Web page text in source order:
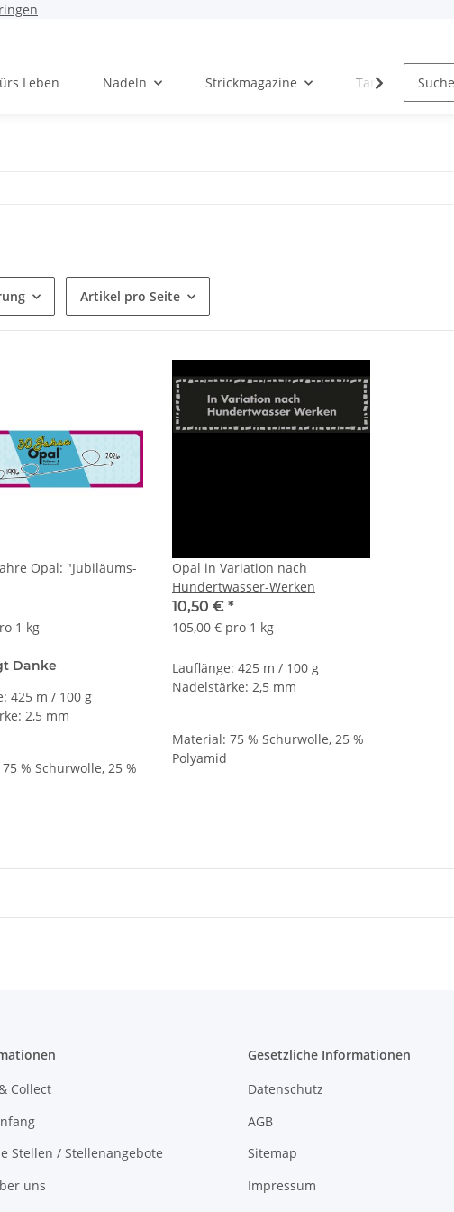
Leben Nadeln Strickmagazine Tanja Steinbach
Artikel pro Seite
Opal: "Jubiläums-
1 kg
Danke
425 m / 100 g
2,5 mm
% Schurwolle, 25 %
Opal in Variation nach
Hundertwasser-Werken
10,50 € *
105,00 € pro 1 kg
Lauflänge: 425 m / 100 g
Nadelstärke: 2,5 mm
Material: 75 % Schurwolle, 25 %
Polyamid
Collect
Stellen / Stellenangebote
uns
Gesetzliche Informationen
Datenschutz
AGB
Sitemap
Impressum